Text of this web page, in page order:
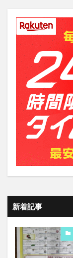
新着記事